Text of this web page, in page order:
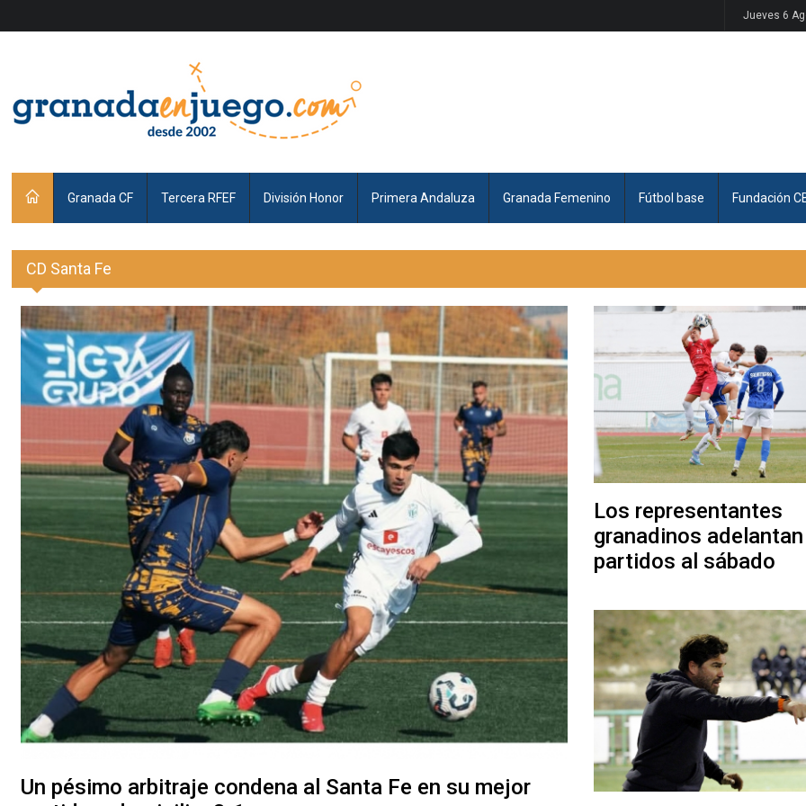
Jueves 6
Granada CF Tercera RFEF División Honor Primera Andaluza Granada Femenino Fútbol base Fundación
CD Santa Fe
Un pésimo arbitraje condena al Santa Fe en su mejor
Los representantes
granadinos
partidos al sábado